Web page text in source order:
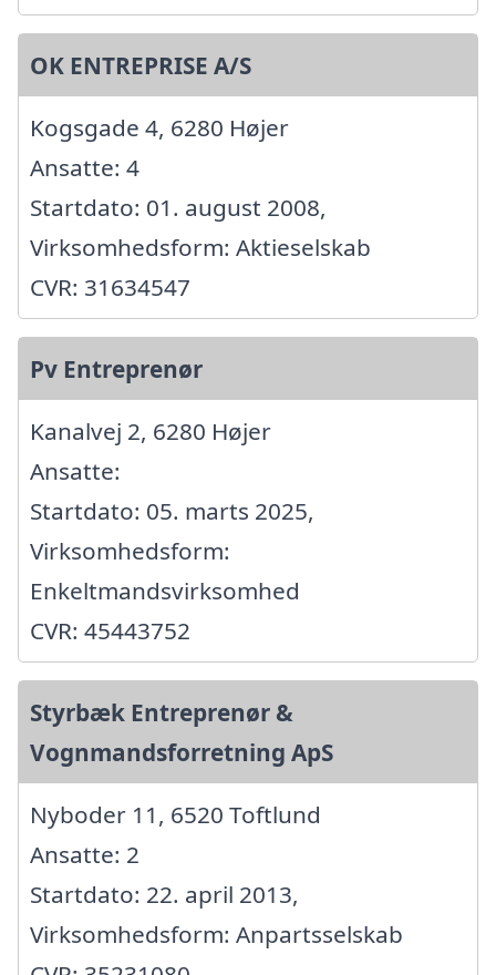
OK ENTREPRISE A/S
Kogsgade 4, 6280 Højer
Ansatte: 4
Startdato: 01. august 2008,
Virksomhedsform: Aktieselskab
CVR: 31634547
Pv Entreprenør
Kanalvej 2, 6280 Højer
Ansatte:
Startdato: 05. marts 2025,
Virksomhedsform:
Enkeltmandsvirksomhed
CVR: 45443752
Styrbæk Entreprenør &
Vognmandsforretning ApS
Nyboder 11, 6520 Toftlund
Ansatte: 2
Startdato: 22. april 2013,
Virksomhedsform: Anpartsselskab